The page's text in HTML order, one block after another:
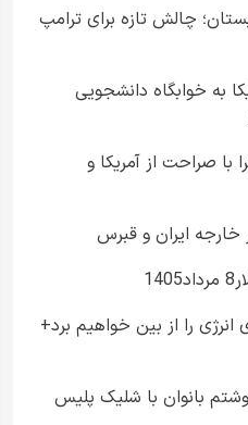
چالش تازه برای ترامپ
به خوابگاه دانشجویی
صراحت از آمریکا و
خارجه ایران و قبرس
انرژی را از بین خواهیم برد+
بانوان با شلیک پلیس